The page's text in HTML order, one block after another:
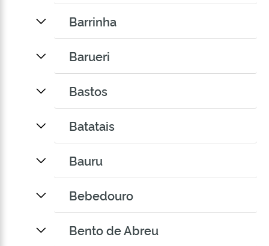
Barrinha
Barueri
Bastos
Batatais
Bauru
Bebedouro
Bento de Abreu